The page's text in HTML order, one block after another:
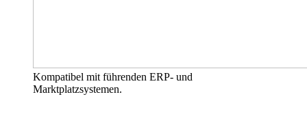
Kompatibel mit führenden ERP- und
Marktplatzsystemen.